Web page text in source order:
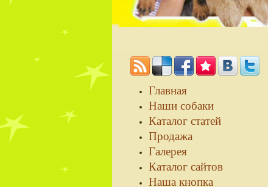
Главная
Наши собаки
Каталог статей
Продажа
Галерея
Каталог сайтов
Наша кнопка